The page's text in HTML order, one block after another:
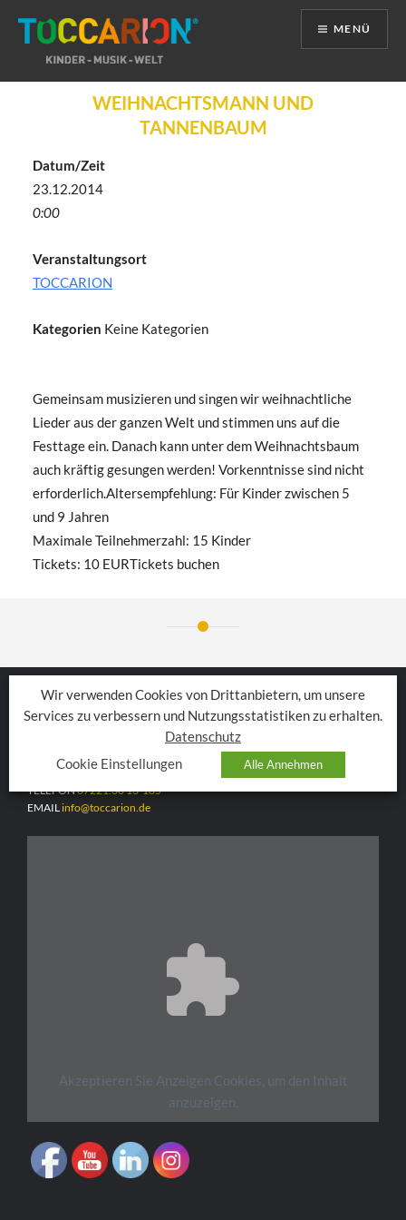
MENÜ
WEIHNACHTSMANN UND
TANNENBAUM
Datum/Zeit
23.12.2014
0:00
Veranstaltungsort
TOCCARION
Kategorien Keine Kategorien
Gemeinsam musizieren und singen wir weihnachtliche
Lieder aus der ganzen Welt und stimmen uns auf die
Festtage ein. Danach kann unter dem Weihnachtsbaum
auch kräftig gesungen werden! Vorkenntnisse sind nicht
erforderlich.Altersempfehlung: Für Kinder zwischen 5
und 9 Jahren
Maximale Teilnehmerzahl: 15 Kinder
Tickets: 10 EURTickets buchen
TOCCARION
76530 BADEN-BADEN
TELEFON07221.30 13-185
EMAIL info@toccarion.de
Akzeptieren Sie Anzeigen Cookies, um den Inhalt
anzuzeigen.
Wir verwenden Cookies von Drittanbietern, um unsere
Services zu verbessern und Nutzungsstatistiken zu erhalten.
Datenschutz
Cookie Einstellungen
Alle Annehmen